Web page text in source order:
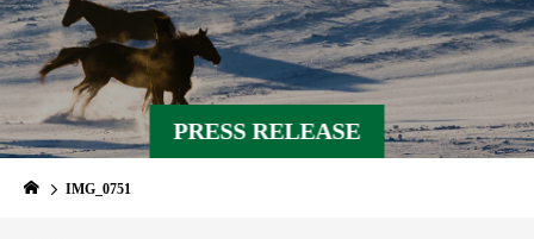
PRESS RELEASE
IMG_0751